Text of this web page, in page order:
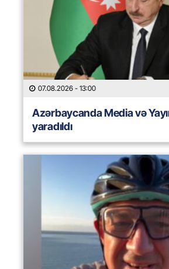
07.08.2026 - 13:00
Azərbaycanda Media və
yaradıldı